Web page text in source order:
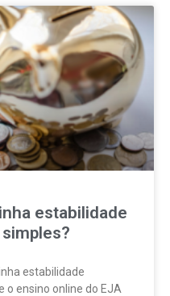
estabilidade
estabilidade
o ensino online do EJA